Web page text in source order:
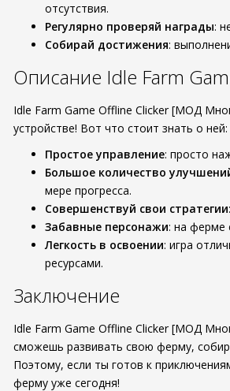
отсутствия.
Регулярно проверяй награды:
Собирай достижения:
Описание Idle Farm
Idle Farm Game Offline Clicker [МОД
устройстве! Вот что стоит знать о ней:
Простое управление: просто
Большое количество
мере прогресса.
Совершенствуй свои стратегии
Забавные персонажи: на ферме
Легкость в освоении: игра
ресурсами.
Заключение
Idle Farm Game Offline Clicker [МОД
сможешь развивать свою ферму,
Поэтому, если ты готов к
ферму уже сегодня!